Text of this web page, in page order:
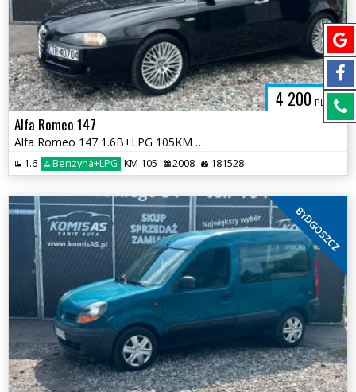
4 200 PLN
Alfa Romeo 147
Alfa Romeo 147 1.6B+LPG 105KM 2008r * Klimatyzacja Radio Android *
1.6 Benzyna+LPG KM 105 2008 181528
BYDGOSZCZ